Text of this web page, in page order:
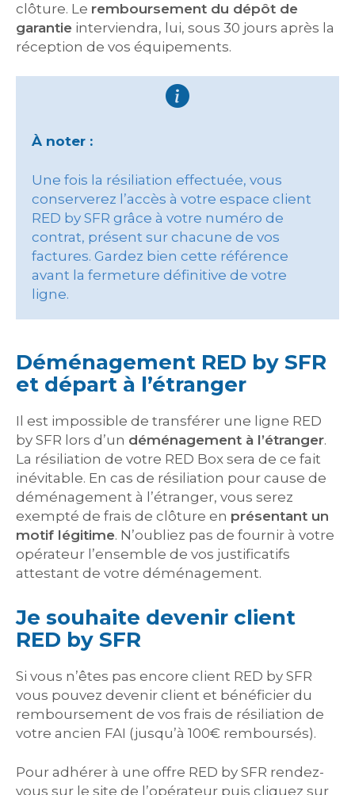
clôture. Le remboursement du dépôt de
garantie interviendra, lui, sous 30 jours après la
réception de vos équipements.
À noter :
Une fois la résiliation effectuée, vous
conserverez l’accès à votre espace client
RED by SFR grâce à votre numéro de
contrat, présent sur chacune de vos
factures. Gardez bien cette référence
avant la fermeture définitive de votre
ligne.
Déménagement RED by SFR
et départ à l’étranger
Il est impossible de transférer une ligne RED
by SFR lors d’un déménagement à l’étranger.
La résiliation de votre RED Box sera de ce fait
inévitable. En cas de résiliation pour cause de
déménagement à l’étranger, vous serez
exempté de frais de clôture en présentant un
motif légitime. N’oubliez pas de fournir à votre
opérateur l’ensemble de vos justificatifs
attestant de votre déménagement.
Je souhaite devenir client
RED by SFR
Si vous n’êtes pas encore client RED by SFR
vous pouvez devenir client et bénéficier du
remboursement de vos frais de résiliation de
votre ancien FAI (jusqu’à 100€ remboursés).
Pour adhérer à une offre RED by SFR rendez-
vous sur le site de l’opérateur puis cliquez sur